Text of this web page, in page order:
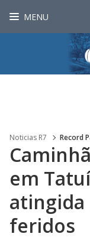
MENU
Noticias R7 Record
em
atingida
feridos